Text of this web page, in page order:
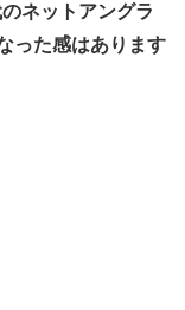
ネットアングラ
った感はあります